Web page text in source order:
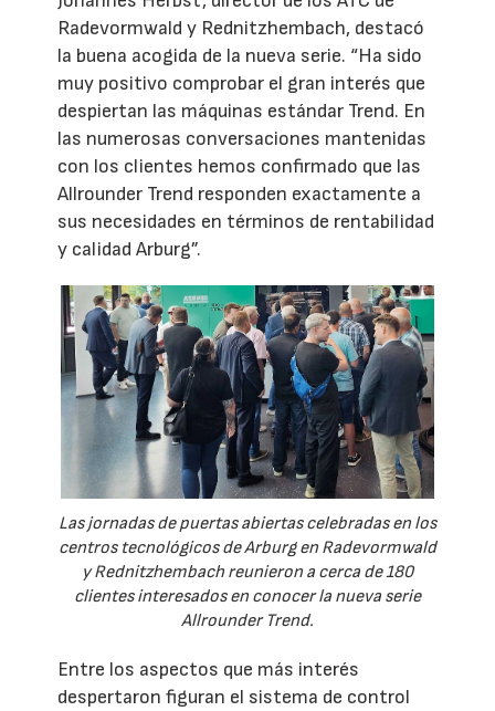
Radevormwald y Rednitzhembach, destacó
la buena acogida de la nueva serie. “Ha sido
muy positivo comprobar el gran interés que
despiertan las máquinas estándar Trend. En
las numerosas conversaciones mantenidas
con los clientes hemos confirmado que las
Allrounder Trend responden exactamente a
sus necesidades en términos de rentabilidad
y calidad Arburg”.
Las jornadas de puertas abiertas celebradas en los
centros tecnológicos de Arburg en Radevormwald
y Rednitzhembach reunieron a cerca de 180
clientes interesados en conocer la nueva serie
Allrounder Trend.
Entre los aspectos que más interés
despertaron figuran el sistema de control